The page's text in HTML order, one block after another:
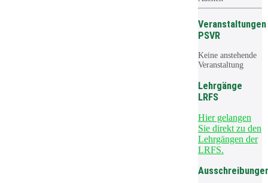
Veranstaltungen
PSVR
Keine anstehende
Veranstaltung
Lehrgänge
LRFS
Hier gelangen
Sie direkt zu den
Lehrgängen der
LRFS.